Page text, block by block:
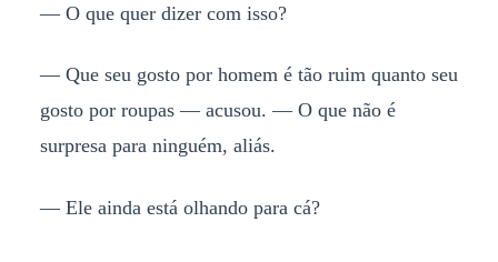
— O que quer dizer com isso?
— Que seu gosto por homem é tão ruim quanto seu
gosto por roupas — acusou. — O que não é
surpresa para ninguém, aliás.
— Ele ainda está olhando para cá?